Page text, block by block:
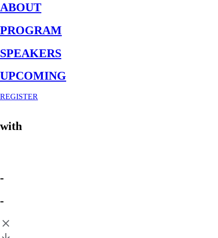
ABOUT
PROGRAM
SPEAKERS
UPCOMING
REGISTER
with
-
-